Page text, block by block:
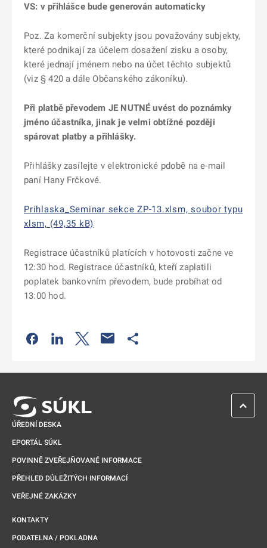
VS: v přihlášce bude generován automaticky
Poz. Za komerční subjekty jsou považovány subjekty,
které podnikají za účelem dosažení zisku a osoby,
které jednají jménem nebo na účet těchto subjektů
(viz § 420 a dále Občanského zákoníku).
Při platbě převodem JE NUTNÉ uvést do poznámky
jméno účastníka, jinak je velmi obtížné později
spárovat platby a přihlášky.
Přihlášky zasílejte v elektronické pdobě na e-mail
paní Hany Frčkové.
Prihlaska_Seminar sekce ZP-13.xlsm, soubor typu
xlsm, (49,35 kB)
Registrace účastníků platících v hotovosti začne ve
12:30 hod. Registrace účastníků, kteří zaplatili
poplatek bankovním převodem, bude probíhat od
13:00 hod.
Odkaz se otevře na nové kartě
Odkaz se otevře na nové kartě
Odkaz se otevře na nové kartě
ÚŘEDNÍ DESKA
EPORTÁL SÚKL
POVINNĚ ZVEŘEJŇOVANÉ INFORMACE
PŘEHLED DŮLEŽITÝCH INFORMACÍ
VEŘEJNÉ ZAKÁZKY
KONTAKTY
PODATELNA / POKLADNA
ZPĚT